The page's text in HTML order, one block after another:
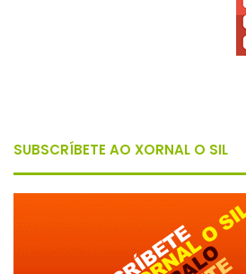
SUBSCRÍBETE AO XORNAL O SIL